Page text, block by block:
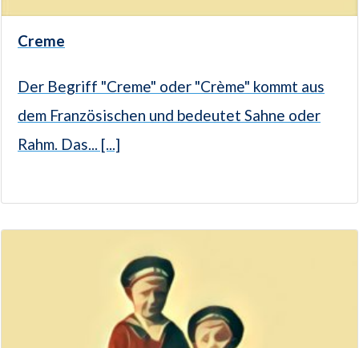
Creme
Der Begriff "Creme" oder "Crème" kommt aus
dem Französischen und bedeutet Sahne oder
Rahm. Das... [...]